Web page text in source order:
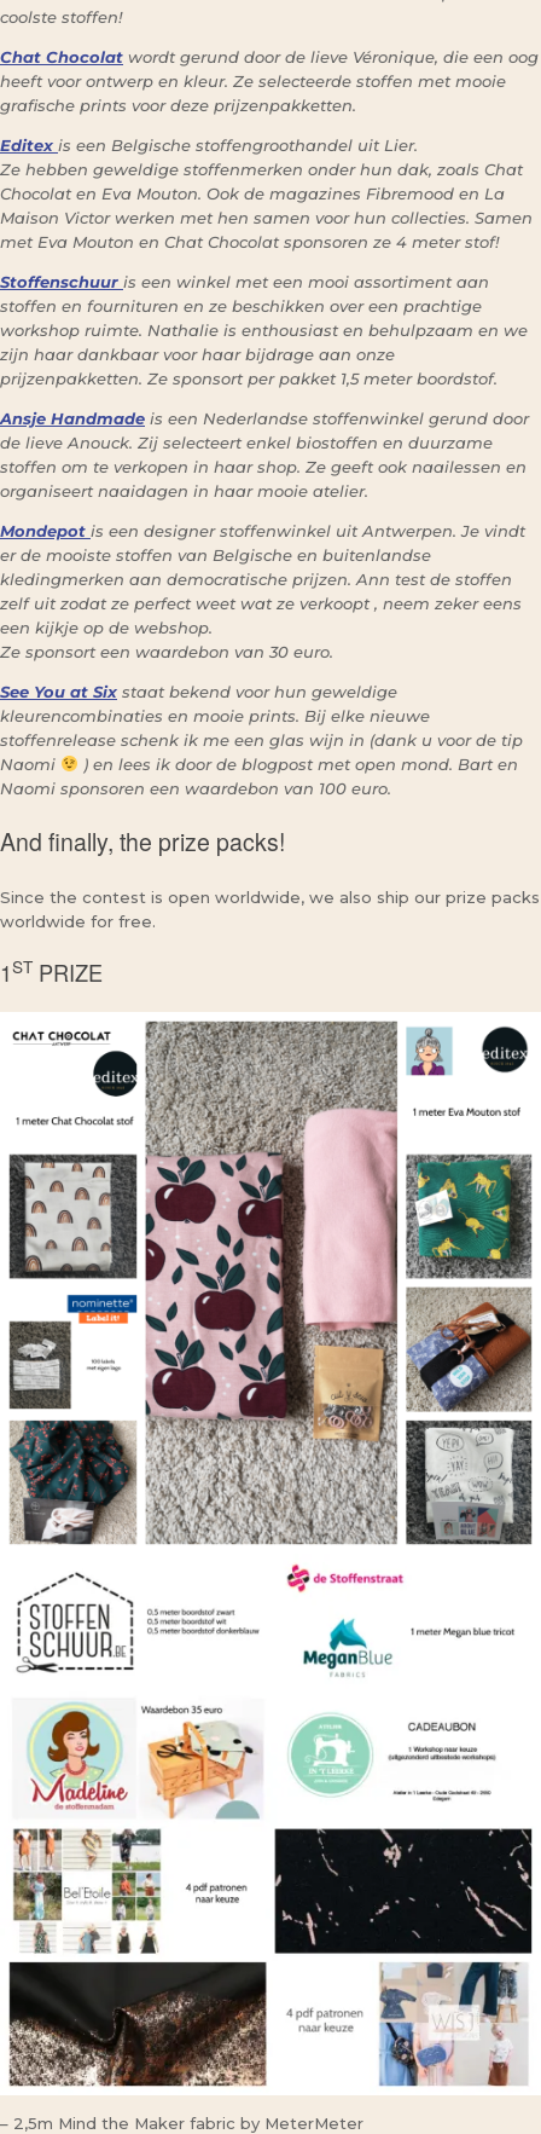
coolste stoffen!
Chat Chocolat wordt gerund door de lieve Véronique, die een oog
heeft voor ontwerp en kleur. Ze selecteerde stoffen met mooie
grafische prints voor deze prijzenpakketten.
Editex is een Belgische stoffengroothandel uit Lier.
Ze hebben geweldige stoffenmerken onder hun dak, zoals Chat
Chocolat en Eva Mouton. Ook de magazines Fibremood en La
Maison Victor werken met hen samen voor hun collecties. Samen
met Eva Mouton en Chat Chocolat sponsoren ze 4 meter stof!
Stoffenschuur is een winkel met een mooi assortiment aan
stoffen en fournituren en ze beschikken over een prachtige
workshop ruimte. Nathalie is enthousiast en behulpzaam en we
zijn haar dankbaar voor haar bijdrage aan onze
prijzenpakketten. Ze sponsort per pakket 1,5 meter boordstof.
Ansje Handmade is een Nederlandse stoffenwinkel gerund door
de lieve Anouck. Zij selecteert enkel biostoffen en duurzame
stoffen om te verkopen in haar shop. Ze geeft ook naailessen en
organiseert naaidagen in haar mooie atelier.
Mondepot is een designer stoffenwinkel uit Antwerpen. Je vindt
er de mooiste stoffen van Belgische en buitenlandse
kledingmerken aan democratische prijzen. Ann test de stoffen
zelf uit zodat ze perfect weet wat ze verkoopt , neem zeker eens
een kijkje op de webshop.
Ze sponsort een waardebon van 30 euro.
See You at Six staat bekend voor hun geweldige
kleurencombinaties en mooie prints. Bij elke nieuwe
stoffenrelease schenk ik me een glas wijn in (dank u voor de tip
Naomi
) en lees ik door de blogpost met open mond. Bart en
Naomi sponsoren een waardebon van 100 euro.
And finally, the prize packs!
Since the contest is open worldwide, we also ship our prize packs
worldwide for free.
1ST PRIZE
– 2,5m Mind the Maker fabric by MeterMeter